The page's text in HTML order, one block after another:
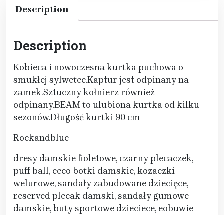
Description
Description
Kobieca i nowoczesna kurtka puchowa o
smukłej sylwetce.Kaptur jest odpinany na
zamek.Sztuczny kołnierz również
odpinany.BEAM to ulubiona kurtka od kilku
sezonów.Długość kurtki 90 cm
Rockandblue
dresy damskie fioletowe, czarny plecaczek,
puff ball, ecco botki damskie, kozaczki
welurowe, sandały zabudowane dziecięce,
reserved plecak damski, sandały gumowe
damskie, buty sportowe dzieciece, eobuwie